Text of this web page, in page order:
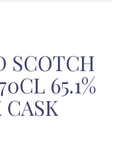
SCOTCH
65.1%